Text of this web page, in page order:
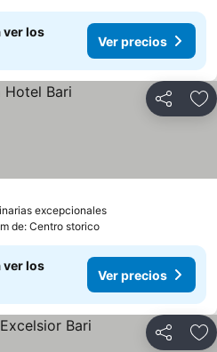
ver los
Ver precios
Compartir
excepcionales
de: Centro storico
ver los
Ver precios
Compartir